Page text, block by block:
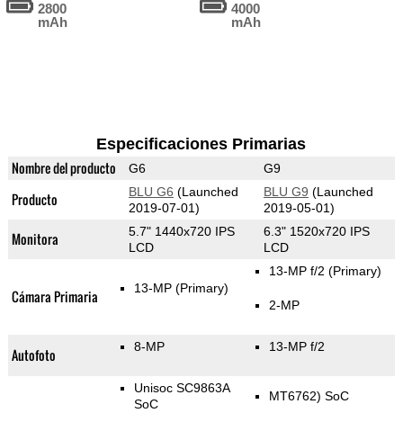
2800
mAh
4000
mAh
Especificaciones Primarias
Nombre del producto G6 G9
Producto BLU G6 (Launched
2019-07-01)
BLU G9 (Launched
2019-05-01)
Monitora
5.7" 1440x720 IPS
LCD
6.3" 1520x720 IPS
LCD
Cámara Primaria 13-MP (Primary)
13-MP f/2 (Primary)
2-MP
Autofoto 8-MP 13-MP f/2
Unisoc SC9863A
SoC
MT6762) SoC